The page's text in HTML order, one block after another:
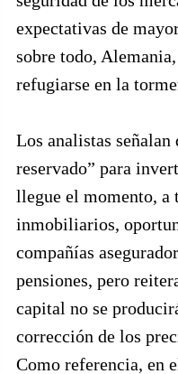
expectativas de
sobre todo,
refugiarse en la
Los analistas
reservado” para
llegue el momento, a
inmobiliarios,
compañías
pensiones, pero
capital no se
corrección de los
Como referencia, en